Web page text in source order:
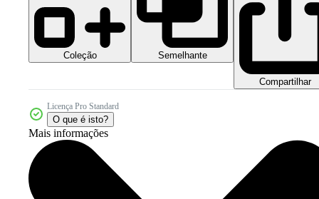
Coleção Semelhante
Compartilhar
Licença Pro Standard
O que é isto?
Mais informações